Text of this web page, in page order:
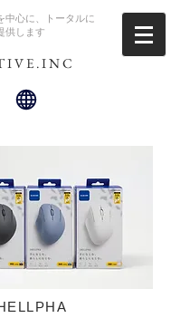
中心に、トータルに
供します